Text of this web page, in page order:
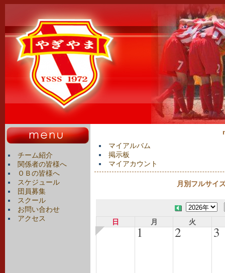
チーム紹介
関係者の皆様へ
ＯＢの皆様へ
スケジュール
団員募集
スクール
お問い合わせ
アクセス
マイアルバム
掲示板
マイアカウント
月別フルサイ
日 月 火
1 2 3